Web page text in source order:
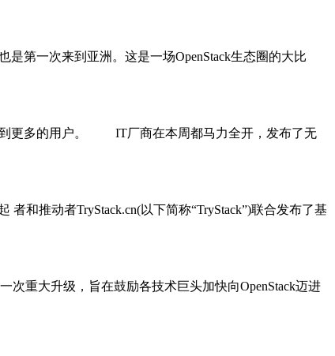
第一次来到亚洲。这是一场OpenStack生态圈的大比
到更多的用户。 IT厂商在本周都马力全开，发布了无
和推动者TryStack.cn(以下简称“TryStack”)联合发布了基
重大升级，旨在鼓励各技术巨头加快向OpenStack迈进